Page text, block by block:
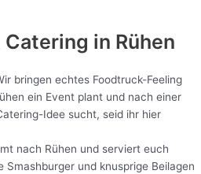
Catering in Rühen
bringen echtes Foodtruck-Feeling
ein Event plant und nach einer
Idee sucht, seid ihr hier
nach Rühen und serviert euch
und knusprige Beilagen